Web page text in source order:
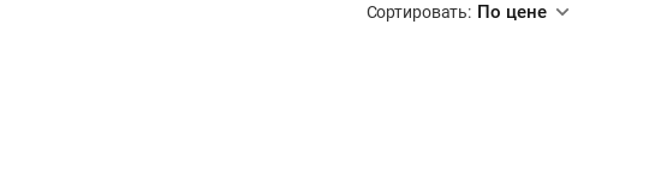
Сортировать: По цене